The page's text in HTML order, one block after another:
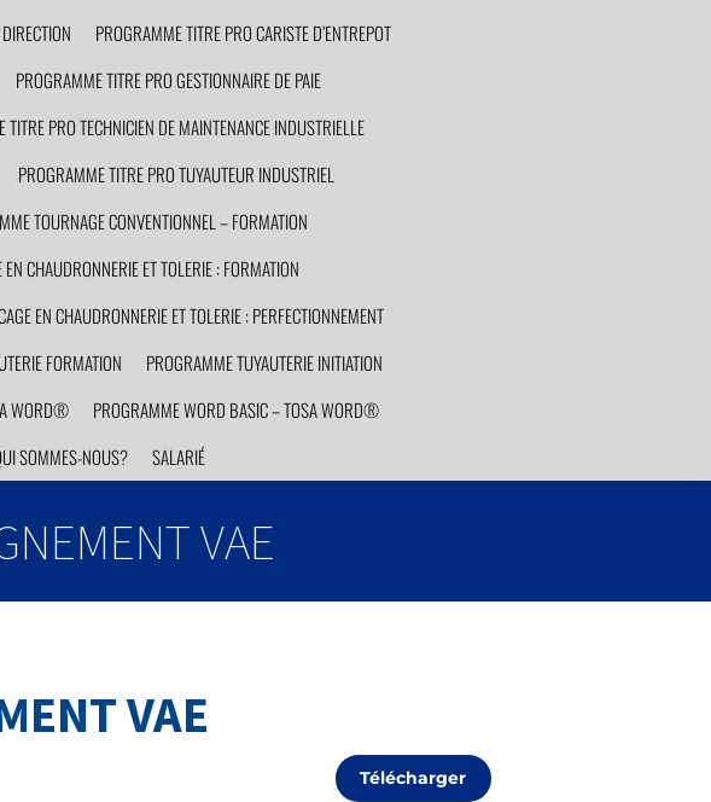
PROGRAMME TITRE PRO CARISTE D’ENTREPOT
PROGRAMME TITRE PRO GESTIONNAIRE DE PAIE
TITRE PRO TECHNICIEN DE MAINTENANCE INDUSTRIELLE
PROGRAMME TITRE PRO TUYAUTEUR INDUSTRIEL
TOURNAGE CONVENTIONNEL – FORMATION
CHAUDRONNERIE ET TOLERIE : FORMATION
EN CHAUDRONNERIE ET TOLERIE : PERFECTIONNEMENT
FORMATION
PROGRAMME TUYAUTERIE INITIATION
WORD®
PROGRAMME WORD BASIC – TOSA WORD®
SOMMES-NOUS? SALARIÉ
VAE
VAE
Télécharger